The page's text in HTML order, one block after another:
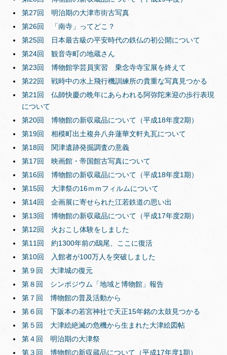
第27回 明治期の大津市街古写真
第26回 「南寺」ってどこ？
第25回 日本最古級の平安時代の鉄仏の初公開について
第24回 観音寺町の地蔵さん
第23回 博物館学芸員実習 乗念寺寺宝展を終えて
第22回 戦時中の水上飛行機訓練所の貴重な写真見つかる
第21回 仏師快慶の晩年にあらわれる阿弥陀来迎の歩行表現
について
第20回 博物館の新収蔵品について（平成18年度2期）
第19回 相模町出土複弁八弁蓮華文軒丸瓦について
第18回 関津遺跡発掘調査の意義
第17回 映画館・帝国館古写真について
第16回 博物館の新収蔵品について（平成18年度1期）
第15回 大津祭の16ｍｍフィルムについて
第14回 企画展に寄せられた江若鉄道の思い出
第13回 博物館の新収蔵品について（平成17年度2期）
第12回 火おこし体験をしました
第11回 約1300年前の鴟尾、ここに復活
第10回 入館者が100万人を突破しました
第９回 大津城の復元
第８回 シンポジウム「地域と博物館」報告
第７回 博物館の普及活動から
第６回 下阪本の若宮神社で天正15年銘の太鼓見つかる
第５回 大津絵絶滅の危機から生まれた大津絵図帖
第４回 明治期の大津祭
第３回 博物館の新収蔵品について（平成17年度1期）